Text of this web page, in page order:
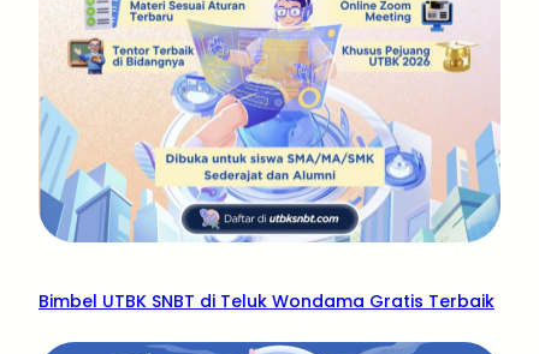
Bimbel UTBK SNBT di Teluk Wondama Gratis Terbaik